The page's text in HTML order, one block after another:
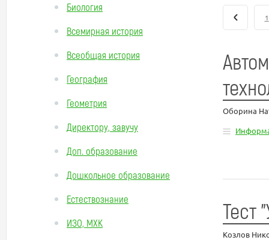
Биология
Всемирная история
Всеобщая история
География
Геометрия
Директору, завучу
Доп. образование
Дошкольное образование
Естествознание
ИЗО, МХК
1
Оборина
Тест
Козлов